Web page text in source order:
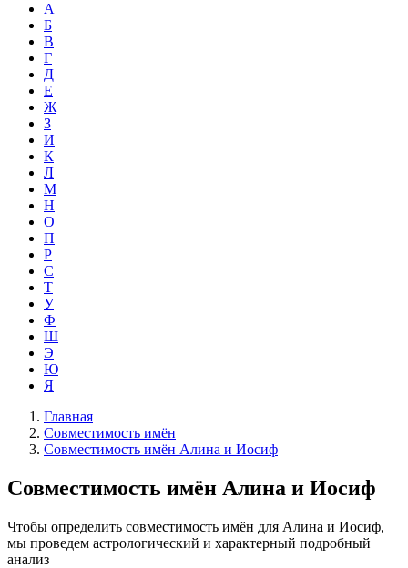
А
Б
В
Г
Д
Е
Ж
З
И
К
Л
М
Н
О
П
Р
С
Т
У
Ф
Ш
Э
Ю
Я
Главная
Совместимость имён
Совместимость имён Алина и Иосиф
Совместимость имён Алина и Иосиф
Чтобы определить совместимость имён для Алина и Иосиф,
мы проведем астрологический и характерный подробный
анализ